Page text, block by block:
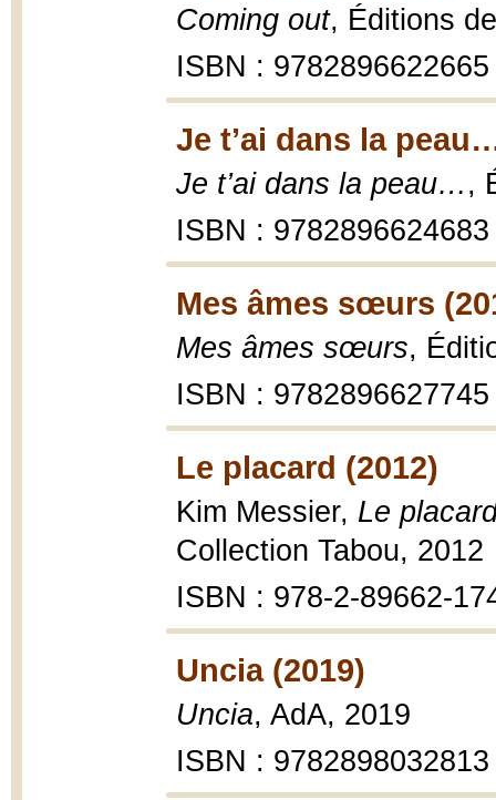
Coming out, Éditions
ISBN : 9782896622665
Je t’ai dans la
Je t’ai dans la peau… ,
ISBN : 9782896624683
Mes âmes sœurs
Mes âmes sœurs,
ISBN : 9782896627745
Le placard (2012)
Kim Messier, Le
Collection Tabou, 2012
ISBN : 978-2-89662-
Uncia (2019)
Uncia, AdA, 2019
ISBN : 9782898032813